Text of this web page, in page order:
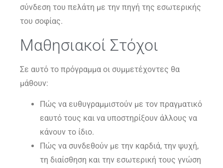
σύνδεση του πελάτη με την πηγή της εσωτερικής
του σοφίας.
Μαθησιακοί Στόχοι
Σε αυτό το πρόγραμμα οι συμμετέχοντες θα
μάθουν:
Πώς να ευθυγραμμιστούν με τον πραγματικό
εαυτό τους και να υποστηρίξουν άλλους να
κάνουν το ίδιο.
Πώς να συνδεθούν με την καρδιά, την ψυχή,
τη διαίσθηση και την εσωτερική τους γνώση